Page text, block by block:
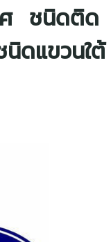
ศ ชนิดติด
ดแขวนใต้